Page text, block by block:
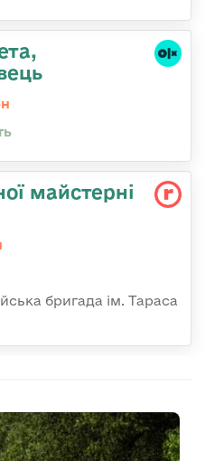
майстерні
бригада ім. Тараса